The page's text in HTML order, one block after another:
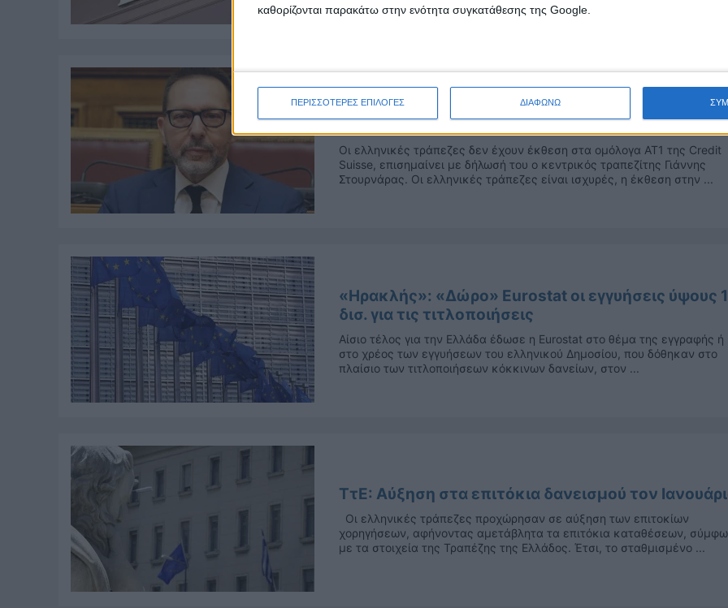
καθορίζονται παρακάτω στην ενότητα συγκατάθεσης της Google.
ΠΕΡΙΣΣΟΤΕΡΕΣ ΕΠΙΛΟΓΕΣ ΔΙΑΦΩΝΩ
Στουρνάρας: Δεν έχουν έκθεση οι ελληνικές
τράπεζες στα ΑΤ1 της Credit Suisse
Οι ελληνικές τράπεζες δεν έχουν έκθεση στα ομόλογα AT1 της Credit
Suisse, επισημαίνει με δήλωσή του ο κεντρικός τραπεζίτης Γιάννης
Στουρνάρας. Οι ελληνικές τράπεζες είναι ισχυρές, η έκθεση στην ...
«Ηρακλής»: «Δώρο» Eurostat οι εγγυήσεις ύψους
δισ. για τις τιτλοποιήσεις
Αίσιο τέλος για την Ελλάδα έδωσε η Eurostat στο θέμα της εγγραφής ή
στο χρέος των εγγυήσεων του ελληνικού Δημοσίου, που δόθηκαν στο
πλαίσιο των τιτλοποιήσεων κόκκινων δανείων, στον ...
ΤτΕ: Αύξηση στα επιτόκια δανεισμού τον
Οι ελληνικές τράπεζες προχώρησαν σε αύξηση των επιτοκίων
χορηγήσεων, αφήνοντας αμετάβλητα τα επιτόκια καταθέσεων,
με τα στοιχεία της Τραπέζης της Ελλάδος. Έτσι, το σταθμισμένο ...